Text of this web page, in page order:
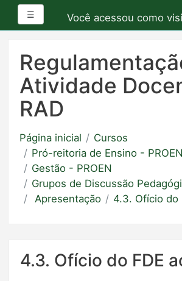
conteúdo
principal
☰ Painel lateralVocê acessou como
Atividade
RAD
Página inicial
Cursos
Pró-reitoria de Ensino - PROEN
Gestão - PROEN
Grupos de Discussão
Apresentação
4.3. Ofício do
4.3. Ofício do FDE